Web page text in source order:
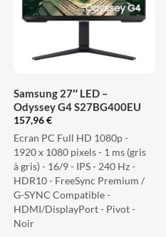
D'ENVIES
Samsung 27″ LED –
Odyssey G4 S27BG400EU
157,96€
Ecran PC Full HD 1080p -
1920 x 1080 pixels - 1 ms (gris
à gris) - 16/9 - IPS - 240 Hz -
HDR10 - FreeSync Premium /
G-SYNC Compatible -
HDMI/DisplayPort - Pivot -
Noir